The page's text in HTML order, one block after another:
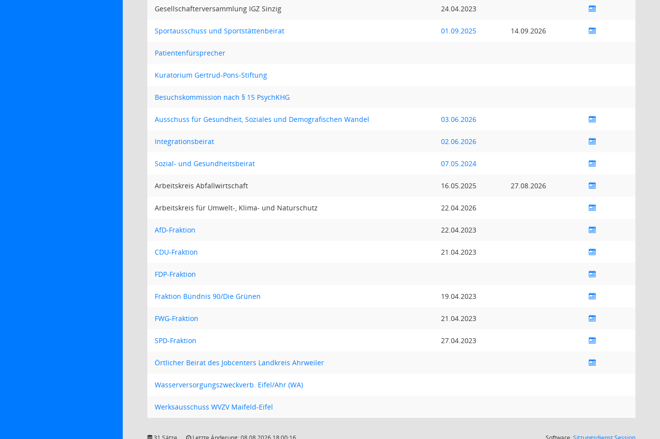
Gesellschafterversammlung IGZ Sinzig 24.04.2023
Sportausschuss und Sportstättenbeirat 01.09.2025 14.09.2026
Patientenfürsprecher
Kuratorium Gertrud-Pons-Stiftung
Besuchskommission nach § 15 PsychKHG
Ausschuss für Gesundheit, Soziales und Demografischen Wandel 03.06.2026
Integrationsbeirat 02.06.2026
Sozial- und Gesundheitsbeirat 07.05.2024
Arbeitskreis Abfallwirtschaft 16.05.2025 27.08.2026
Arbeitskreis für Umwelt-, Klima- und Naturschutz 22.04.2026
AfD-Fraktion 22.04.2023
CDU-Fraktion 21.04.2023
FDP-Fraktion
Fraktion Bündnis 90/Die Grünen 19.04.2023
FWG-Fraktion 21.04.2023
SPD-Fraktion 27.04.2023
Örtlicher Beirat des Jobcenters Landkreis Ahrweiler
Wasserversorgungszweckverb. Eifel/Ahr (WA)
Werksausschuss WVZV Maifeld-Eifel
(Wird in